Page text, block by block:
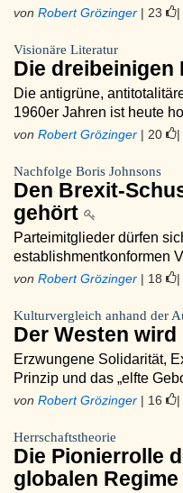
von Robert Grözinger | 23 |
Visionäre Literatur
Die dreibeinigen
Die antigrüne,
1960er Jahren ist heute
von Robert Grözinger | 20 |
Nachfolge Boris Johnsons
Den Brexit-
gehört
Parteimitglieder dürfen
establishmentkonformen
von Robert Grözinger | 18 |
Kulturvergleich anhand der
Der Westen
Erzwungene Solidarität,
Prinzip und das „elfte
von Robert Grözinger | 16 |
Herrschaftstheorie
Die Pionierrolle
globalen